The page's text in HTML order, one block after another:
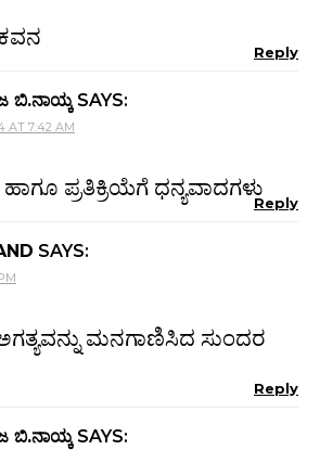
Reply
ಬಿ.ನಾಯ್ಕ SAYS:
AT 7:42 AM
ಪ್ರತಿಕ್ರಿಯೆಗೆ ಧನ್ಯವಾದಗಳು
Reply
SAYS:
ಮನಗಾಣಿಸಿದ ಸುಂದರ
Reply
ಬಿ.ನಾಯ್ಕ SAYS: